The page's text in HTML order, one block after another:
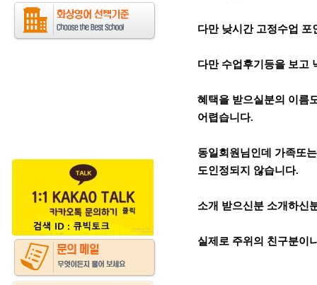
다만 낮시간 고정수업 포
다만 수업후기등을 보
혜택을 받으실분의 이름
어렵습니다.
동일회원님인데 가족또
도인정되지 않습니다.
소개 받으신분 소개하신
실제로 주위의 친구분이